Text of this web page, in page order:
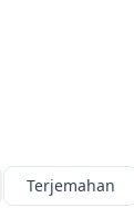
Terjemahan